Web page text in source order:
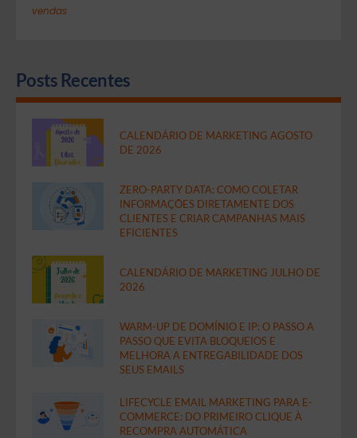
vendas
Posts Recentes
CALENDÁRIO DE MARKETING AGOSTO
DE 2026
ZERO-PARTY DATA: COMO COLETAR
INFORMAÇÕES DIRETAMENTE DOS
CLIENTES E CRIAR CAMPANHAS MAIS
EFICIENTES
CALENDÁRIO DE MARKETING JULHO DE
2026
WARM-UP DE DOMÍNIO E IP: O PASSO A
PASSO QUE EVITA BLOQUEIOS E
MELHORA A ENTREGABILIDADE DOS
SEUS EMAILS
LIFECYCLE EMAIL MARKETING PARA E-
COMMERCE: DO PRIMEIRO CLIQUE À
RECOMPRA AUTOMÁTICA